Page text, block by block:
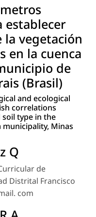
establecer
la vegetación
en la cuenca
de
(Brasil)
and ecological
correlations
type in the
municipality, Minas
Q
de
Distrital Francisco
com